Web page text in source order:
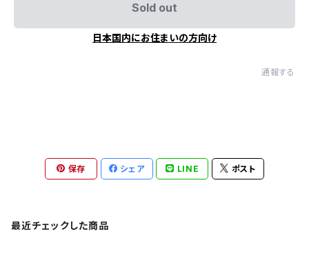
Sold out
日本国内にお住まいの方向け
通報する
保存 シェア LINE ポスト
最近チェックした商品